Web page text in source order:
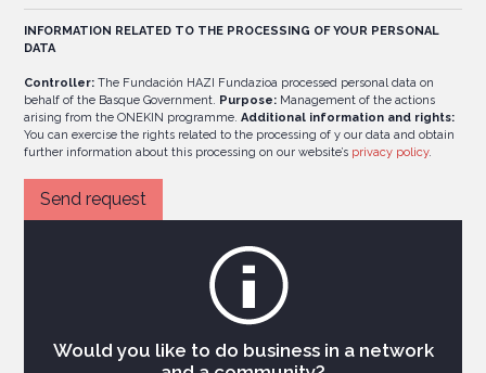
INFORMATION RELATED TO THE PROCESSING OF YOUR PERSONAL
DATA
Controller: The Fundación HAZI Fundazioa processed personal data on
behalf of the Basque Government. Purpose: Management of the actions
arising from the ONEKIN programme. Additional information and rights:
You can exercise the rights related to the processing of y our data and obtain
further information about this processing on our website’s privacy policy.
Would you like to do business in a network